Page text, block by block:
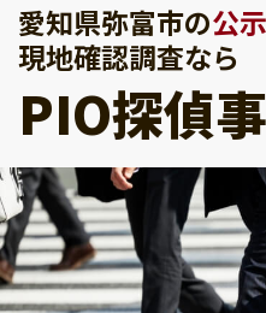
愛知県弥富市の公
現地確認調査なら
PIO探偵